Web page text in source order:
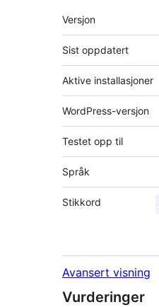
Meta
Versjon
Sist oppdatert
Aktive installasjoner
WordPress-versjon
Testet opp til
Språk
Stikkord
Avansert visning
Vurderinger